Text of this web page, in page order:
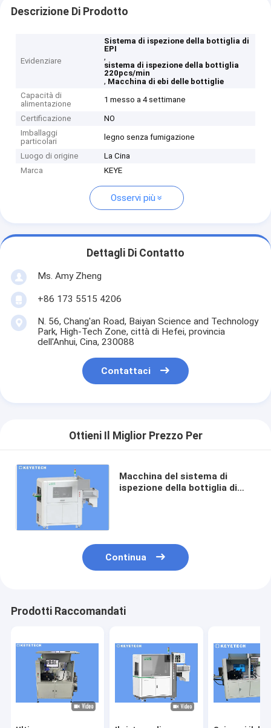
Descrizione Di Prodotto
Evidenziare
Sistema di ispezione della bottiglia di
EPI
,
sistema di ispezione della bottiglia
220pcs/min
, Macchina di ebi delle bottiglie
Capacità di
alimentazione
1 messo a 4 settimane
Certificazione
NO
Imballaggi
particolari
legno senza fumigazione
Luogo di origine
La Cina
Marca
KEYE
Osservi più
Dettagli Di Contatto
Ms. Amy Zheng
+86 173 5515 4206
N. 56, Chang'an Road, Baiyan Science and Technology
Park, High-Tech Zone, città di Hefei, provincia
dell'Anhui, Cina, 230088
Contattaci
Ottieni Il Miglior Prezzo Per
Macchina del sistema di
ispezione della bottiglia di
Continua
Prodotti Raccomandati